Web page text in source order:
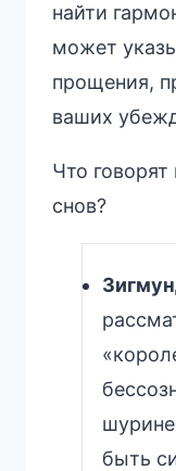
найти
может
прощения,
ваших
Что говорят
снов?
быть